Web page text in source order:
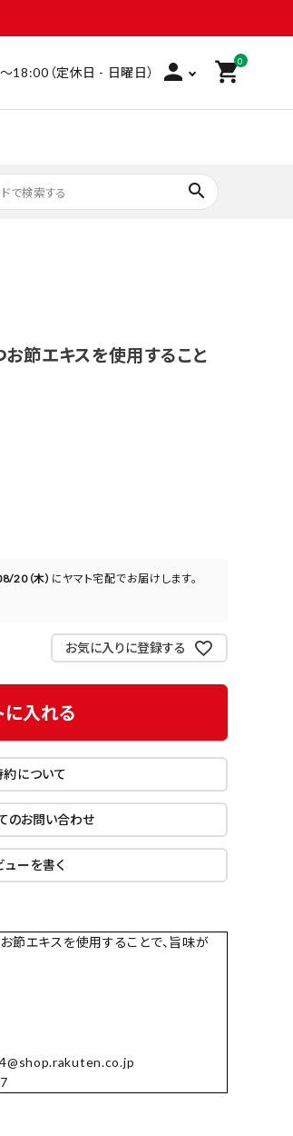
18:00（定休日 - 日曜日） person 0
shopping_cart
ビューティケア ヘアケア
飲料 加工食品
search
節エキスを使用すること
20（木） に ヤマト宅配でお届けします。
お気に入りに登録する
に入れる
について
のお問い合わせ
ューを書く
節エキスを使用することで、旨味が